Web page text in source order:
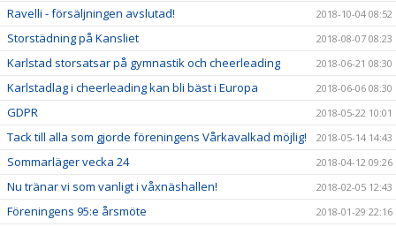
Ravelli - försäljningen avslutad! 2018-10-04 08:52
Storstädning på Kansliet 2018-08-07 08:23
Karlstad storsatsar på gymnastik och cheerleading 2018-06-21 08:30
Karlstadlag i cheerleading kan bli bäst i Europa 2018-06-06 08:30
GDPR 2018-05-22 10:01
Tack till alla som gjorde föreningens Vårkavalkad möjlig! 2018-05-14 14:43
Sommarläger vecka 24 2018-04-12 09:26
Nu tränar vi som vanligt i våxnäshallen! 2018-02-05 12:43
Föreningens 95:e årsmöte 2018-01-29 22:16